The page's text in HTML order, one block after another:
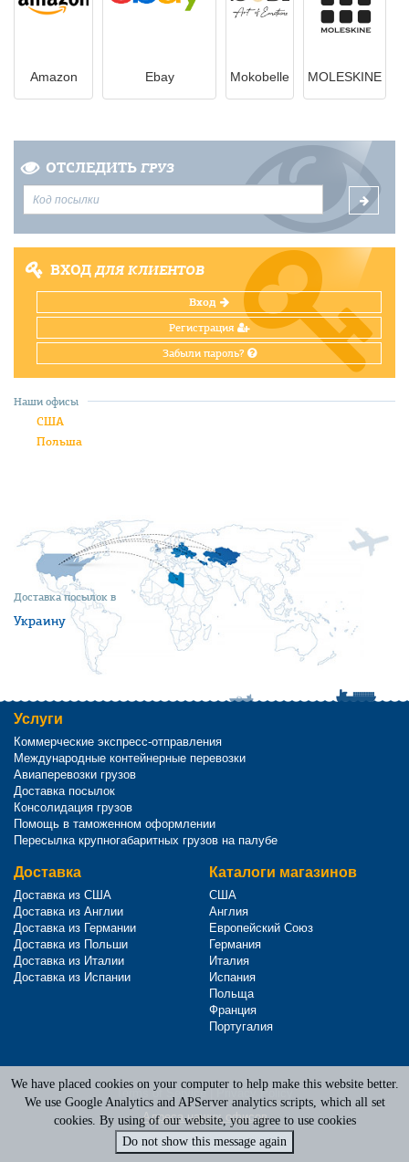
Amazon Ebay Mokobelle MOLESKINE
ОТСЛЕДИТЬ ГРУЗ
ВХОДДЛЯ КЛИЕНТОВ
Вход
Регистрация
Забыли пароль?
Доставка посылок в
Украину
Наши офисы
США
Польша
Услуги
Коммерческие экспресс-отправления
Международные контейнерные перевозки
Авиаперевозки грузов
Доставка посылок
Консолидация грузов
Помощь в таможенном оформлении
Пересылка крупногабаритных грузов на палубе
Доставка
Доставка из США
Доставка из Англии
Доставка из Германии
Доставка из Польши
Доставка из Италии
Доставка из Испании
Каталоги магазинов
США
Англия
Европейский Союз
Германия
Италия
Испания
Польща
Франция
Португалия
Terms of Service
Privacy Policy
Адреса наших офисов
We have placed cookies on your computer to help make this website better.
We use Google Analytics and APServer analytics scripts, which all set
cookies. By using of our website, you agree to use cookies
Do not show this message again